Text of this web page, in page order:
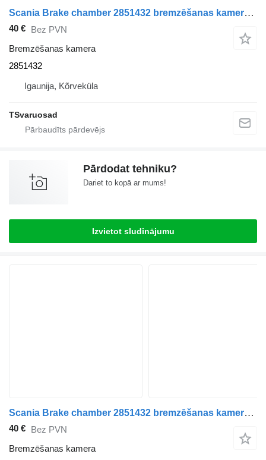
Scania Brake chamber 2851432 bremzēšanas kamera paredzēts Scania R410 vilcēja
40 € Bez PVN
Bremzēšanas kamera
2851432
Igaunija, Kõrveküla
TSvaruosad
Pārdodat tehniku?
Dariet to kopā ar mums!
Izvietot sludinājumu
Scania Brake chamber 2851432 bremzēšanas kamera paredzēts Scania R410 vilcēja
40 € Bez PVN
Bremzēšanas kamera